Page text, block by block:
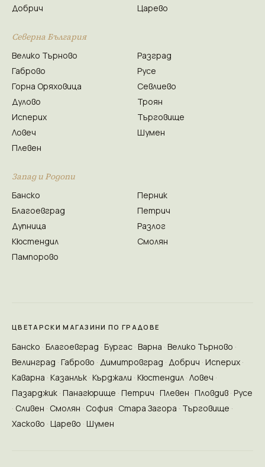
Добрич
Царево
Северна България
Велико Търново
Габрово
Горна Оряховица
Дулово
Исперих
Ловеч
Плевен
Разград
Русе
Севлиево
Троян
Търговище
Шумен
Запад и Родопи
Банско
Благоевград
Дупница
Кюстендил
Пампорово
Перник
Петрич
Разлог
Смолян
ЦВЕТАРСКИ МАГАЗИНИ ПО ГРАДОВЕ
Банско Благоевград Бургас Варна Велико Търново
Велинград Габрово Димитровград Добрич Исперих
Каварна Казанлък Кърджали Кюстендил Ловеч
Пазарджик Панагюрище Петрич Плевен Пловдив Русе
Сливен Смолян София Стара Загора Търговище
Хасково Царево Шумен